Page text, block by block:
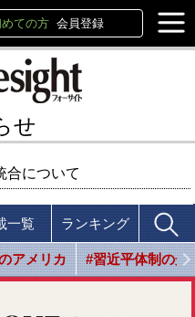
ての方 会員登録
せ
合について
一覧 ランキング
アメリカ #習近平体制の光